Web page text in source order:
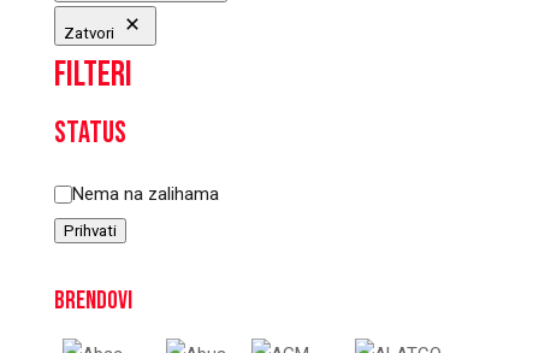
Zatvori
Filteri
Status
Status
Nema na zalihama
Prihvati
Brendovi